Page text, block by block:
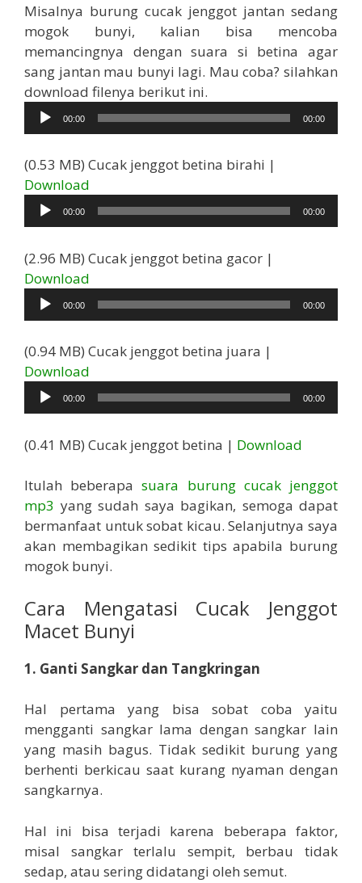
Misalnya burung cucak jenggot jantan sedang
mogok bunyi, kalian bisa mencoba
memancingnya dengan suara si betina agar
sang jantan mau bunyi lagi. Mau coba? silahkan
download filenya berikut ini.
Audio
00:00 00:00
(0.53 MB) Cucak jenggot betina birahi |
Download
Audio
00:00 00:00
(2.96 MB) Cucak jenggot betina gacor |
Download
Audio
00:00 00:00
(0.94 MB) Cucak jenggot betina juara |
Download
Audio
00:00 00:00
(0.41 MB) Cucak jenggot betina | Download
Itulah beberapasuara burung cucak jenggot
mp3 yang sudah saya bagikan, semoga dapat
bermanfaat untuk sobat kicau. Selanjutnya saya
akan membagikan sedikit tips apabila burung
mogok bunyi.
Cara Mengatasi Cucak Jenggot
Macet Bunyi
1. Ganti Sangkar dan Tangkringan
Hal pertama yang bisa sobat coba yaitu
mengganti sangkar lama dengan sangkar lain
yang masih bagus. Tidak sedikit burung yang
berhenti berkicau saat kurang nyaman dengan
sangkarnya.
Hal ini bisa terjadi karena beberapa faktor,
misal sangkar terlalu sempit, berbau tidak
sedap, atau sering didatangi oleh semut.